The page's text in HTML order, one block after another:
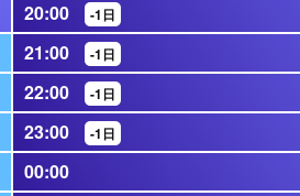
20:00 -1日
21:00 -1日
22:00 -1日
23:00 -1日
00:00